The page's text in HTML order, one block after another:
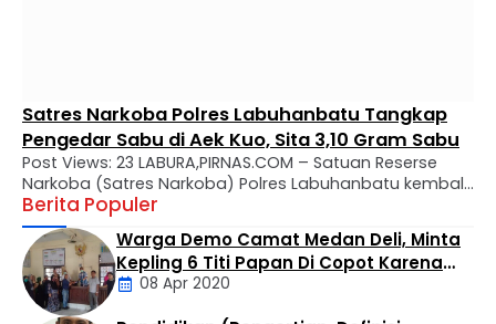
Satres Narkoba Polres Labuhanbatu Tangkap
Pengedar Sabu di Aek Kuo, Sita 3,10 Gram Sabu
Post Views: 23 LABURA,PIRNAS.COM – Satuan Reserse
Narkoba (Satres Narkoba) Polres Labuhanbatu kembali
mengungkap kasus peredaran narkotika jenis sabu di
wilayah hukumnya. Seorang pria berinisial MTS alias
Tebe (34) berhasil diamankan dalam operasi yang
digelar di Kelurahan Bandar Selamat, Kecamatan Aek
Kuo, Kabupaten Labuhanbatu Utara, Selasa (4/8/2026)
sekitar pukul 14.30 WIB. Penangkapan dilakukan oleh Tim
Berita Populer
Warga Demo Camat Medan Deli, Minta
Kepling 6 Titi Papan Di Copot Karena
Tak Perduli Sama Warganya
08 Apr 2020